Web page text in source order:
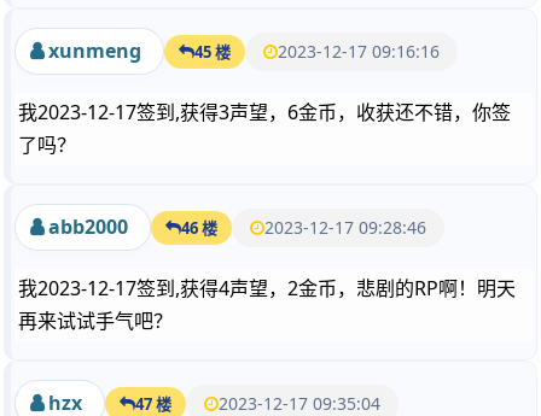
xunmeng 45 楼 2023-12-17 09:16:16
我2023-12-17签到,获得3声望，6金币，收获还不错，你签
了吗？
abb2000 46 楼 2023-12-17 09:28:46
我2023-12-17签到,获得4声望，2金币，悲剧的RP啊！明天
再来试试手气吧？
hzx 47 楼 2023-12-17 09:35:04